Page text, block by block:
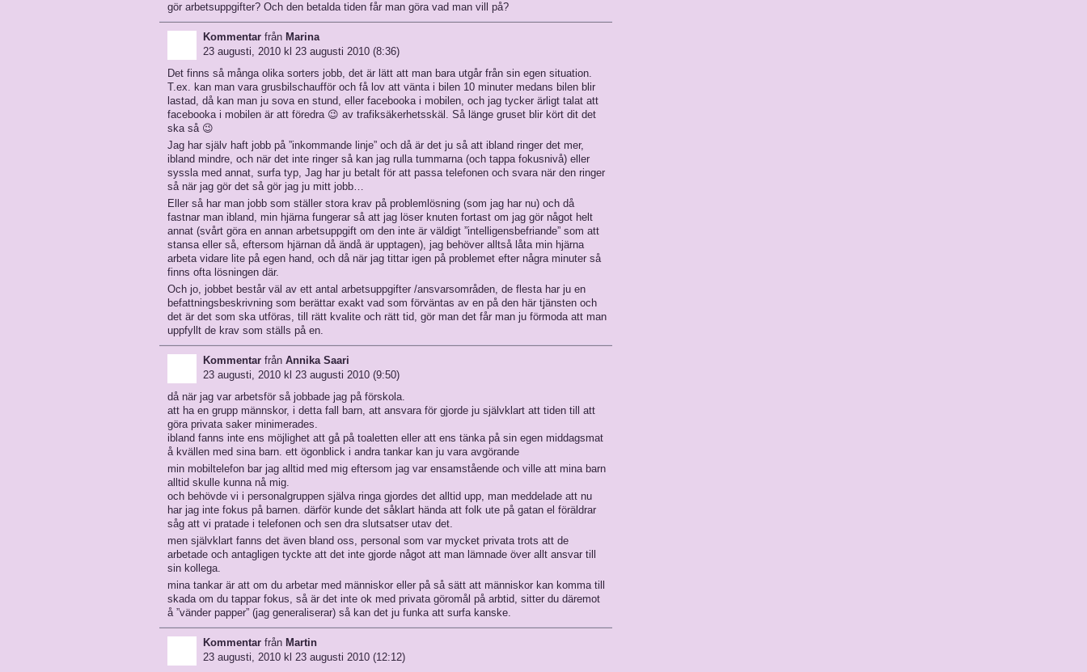
gör arbetsuppgifter? Och den betalda tiden får man göra vad man vill på?
Kommentar från Marina
23 augusti, 2010 kl 23 augusti 2010 (8:36)
Det finns så många olika sorters jobb, det är lätt att man bara utgår från sin egen situation.
T.ex. kan man vara grusbilschaufför och få lov att vänta i bilen 10 minuter medans bilen blir
lastad, då kan man ju sova en stund, eller facebooka i mobilen, och jag tycker ärligt talat att
facebooka i mobilen är att föredra 😉 av trafiksäkerhetsskäl. Så länge gruset blir kört dit det
ska så 😉
Jag har själv haft jobb på ”inkommande linje” och då är det ju så att ibland ringer det mer,
ibland mindre, och när det inte ringer så kan jag rulla tummarna (och tappa fokusnivå) eller
syssla med annat, surfa typ, Jag har ju betalt för att passa telefonen och svara när den ringer
så när jag gör det så gör jag ju mitt jobb…
Eller så har man jobb som ställer stora krav på problemlösning (som jag har nu) och då
fastnar man ibland, min hjärna fungerar så att jag löser knuten fortast om jag gör något helt
annat (svårt göra en annan arbetsuppgift om den inte är väldigt ”intelligensbefriande” som att
stansa eller så, eftersom hjärnan då ändå är upptagen), jag behöver alltså låta min hjärna
arbeta vidare lite på egen hand, och då när jag tittar igen på problemet efter några minuter så
finns ofta lösningen där.
Och jo, jobbet består väl av ett antal arbetsuppgifter /ansvarsområden, de flesta har ju en
befattningsbeskrivning som berättar exakt vad som förväntas av en på den här tjänsten och
det är det som ska utföras, till rätt kvalite och rätt tid, gör man det får man ju förmoda att man
uppfyllt de krav som ställs på en.
Kommentar från Annika Saari
23 augusti, 2010 kl 23 augusti 2010 (9:50)
då när jag var arbetsför så jobbade jag på förskola.
att ha en grupp männskor, i detta fall barn, att ansvara för gjorde ju självklart att tiden till att
göra privata saker minimerades.
ibland fanns inte ens möjlighet att gå på toaletten eller att ens tänka på sin egen middagsmat
å kvällen med sina barn. ett ögonblick i andra tankar kan ju vara avgörande
min mobiltelefon bar jag alltid med mig eftersom jag var ensamstående och ville att mina barn
alltid skulle kunna nå mig.
och behövde vi i personalgruppen själva ringa gjordes det alltid upp, man meddelade att nu
har jag inte fokus på barnen. därför kunde det såklart hända att folk ute på gatan el föräldrar
såg att vi pratade i telefonen och sen dra slutsatser utav det.
men självklart fanns det även bland oss, personal som var mycket privata trots att de
arbetade och antagligen tyckte att det inte gjorde något att man lämnade över allt ansvar till
sin kollega.
mina tankar är att om du arbetar med människor eller på så sätt att människor kan komma till
skada om du tappar fokus, så är det inte ok med privata göromål på arbtid, sitter du däremot
å ”vänder papper” (jag generaliserar) så kan det ju funka att surfa kanske.
Kommentar från Martin
23 augusti, 2010 kl 23 augusti 2010 (12:12)